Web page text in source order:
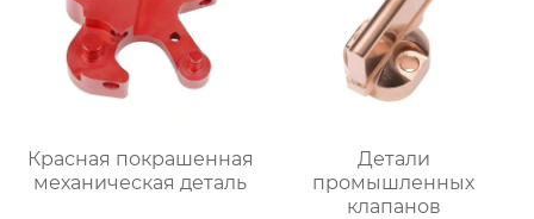
Красная покрашенная
механическая деталь
Детали
промышленных
клапанов